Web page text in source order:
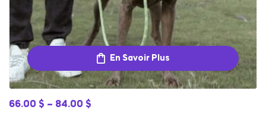
En Savoir Plus
66.00 $ – 84.00 $